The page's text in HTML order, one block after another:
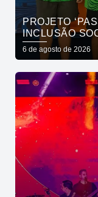
PROJETO
INCLUSÃO
EM SAÚDE
6 de agosto de 2026